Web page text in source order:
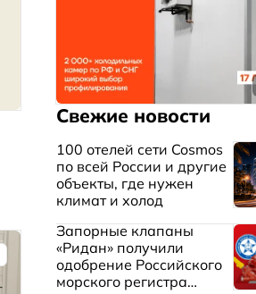
Свежие новости
100 отелей сети Cosmos
по всей России и другие
объекты, где нужен
климат и холод
Запорные клапаны
«Ридан» получили
одобрение Российского
морского регистра